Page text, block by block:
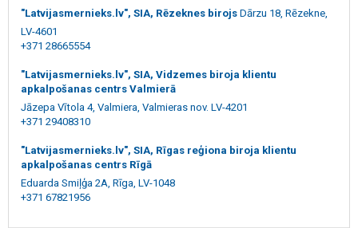
"Latvijasmernieks.lv", SIA, Rēzeknes birojs Dārzu 18, Rēzekne,
LV-4601
+371 28665554
"Latvijasmernieks.lv", SIA, Vidzemes biroja klientu
apkalpošanas centrs Valmierā
Jāzepa Vītola 4, Valmiera, Valmieras nov. LV-4201
+371 29408310
"Latvijasmernieks.lv", SIA, Rīgas reģiona biroja klientu
apkalpošanas centrs Rīgā
Eduarda Smiļģa 2A, Rīga, LV-1048
+371 67821956